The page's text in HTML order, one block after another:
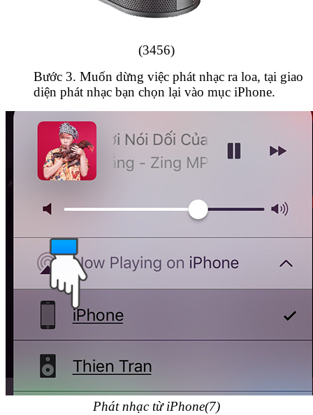
(3456)
Bước 3. Muốn dừng việc phát nhạc ra loa, tại giao
diện phát nhạc bạn chọn lại vào mục iPhone.
Phát nhạc từ iPhone(7)